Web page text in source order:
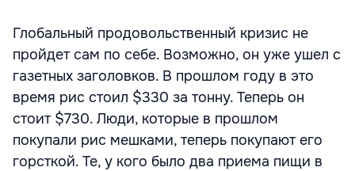
Глобальный продовольственный кризис не
пройдет сам по себе. Возможно, он уже ушел с
газетных заголовков. В прошлом году в это
время рис стоил $330 за тонну. Теперь он
стоит $730. Люди, которые в прошлом
покупали рис мешками, теперь покупают его
горсткой. Те, у кого было два приема пищи в